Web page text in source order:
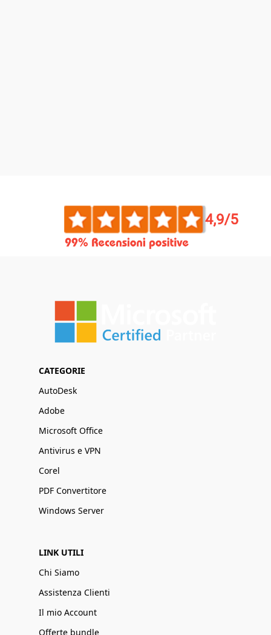
CATEGORIE
AutoDesk
Adobe
Microsoft Office
Antivirus e VPN
Corel
PDF Convertitore
Windows Server
LINK UTILI
Chi Siamo
Assistenza Clienti
Il mio Account
Offerte bundle